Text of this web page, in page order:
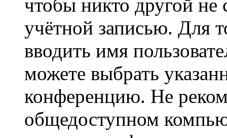
чтобы никто другой не
учётной записью. Для
вводить имя
можете выбрать
конференцию. Не
общедоступном